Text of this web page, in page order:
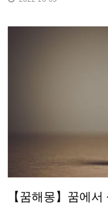
【꿈해몽】꿈에